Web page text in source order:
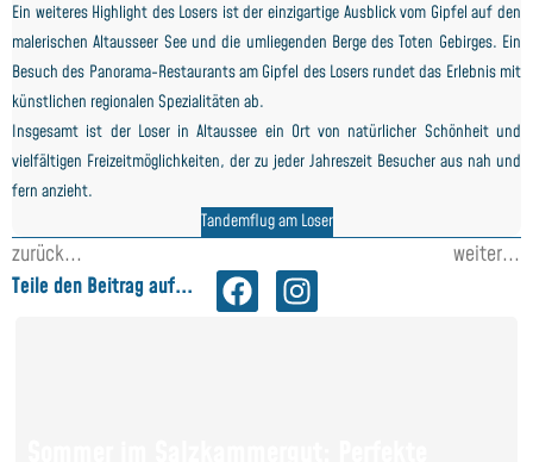
Ein weiteres Highlight des Losers ist der einzigartige Ausblick vom Gipfel auf den
malerischen Altausseer See und die umliegenden Berge des Toten Gebirges. Ein
Besuch des Panorama-Restaurants am Gipfel des Losers rundet das Erlebnis mit
künstlichen regionalen Spezialitäten ab.
Insgesamt ist der Loser in Altaussee ein Ort von natürlicher Schönheit und
vielfältigen Freizeitmöglichkeiten, der zu jeder Jahreszeit Besucher aus nah und
fern anzieht.
Tandemflug am Loser
zurück...
weiter...
Teile den Beitrag auf...